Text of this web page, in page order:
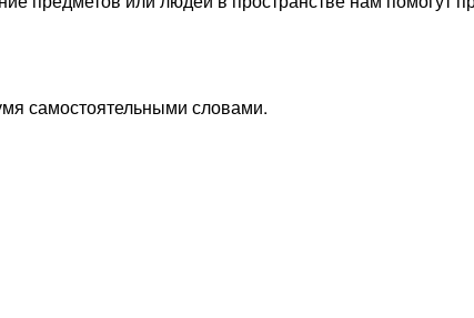
самостоятельными словами.